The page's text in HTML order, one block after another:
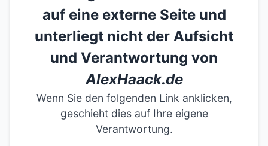
auf eine externe Seite und
unterliegt nicht der Aufsicht
und Verantwortung von
AlexHaack.de
Wenn Sie den folgenden Link anklicken,
geschieht dies auf Ihre eigene
Verantwortung.